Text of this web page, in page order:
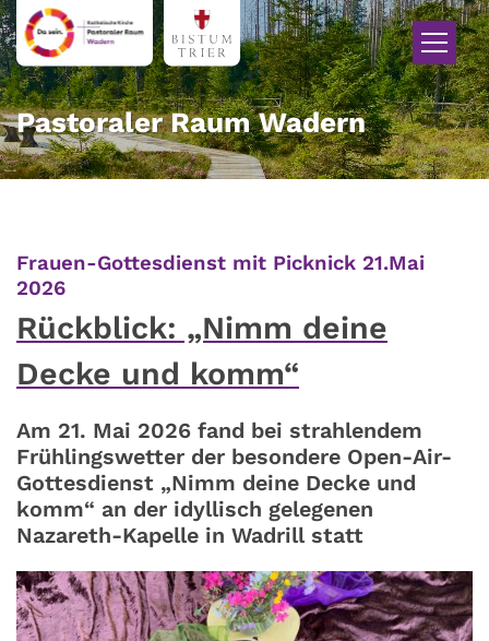
Zum Inhalt springen
Pastoraler Raum Wadern
Frauen-Gottesdienst mit Picknick 21.Mai
2026:
Rückblick: „Nimm deine
Decke und komm“
Am 21. Mai 2026 fand bei strahlendem
Frühlingswetter der besondere Open-Air-
Gottesdienst „Nimm deine Decke und
komm“ an der idyllisch gelegenen
Nazareth-Kapelle in Wadrill statt